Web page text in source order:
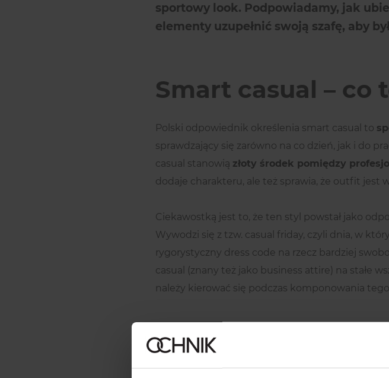
sportowy look. Podpowiadamy, jak
elementy uzupełnić swoją szafę, aby
Smart casual – co
Polski odpowiednik określenia smart casual to
sprawdzający się zarówno na co dzień, jak i do
casual stanowią złoty środek pomiędzy
dodaje charakteru, ale też sprawia, że outfit jest
Ciekawostką jest to, że ten styl powstał jako
Wywodzi się z tzw. casual friday, czyli dnia, w
rygorystyczny dress code na rzecz bardziej
casual (znany też jako business attire) na stałe
należy kierować się podczas komponowania